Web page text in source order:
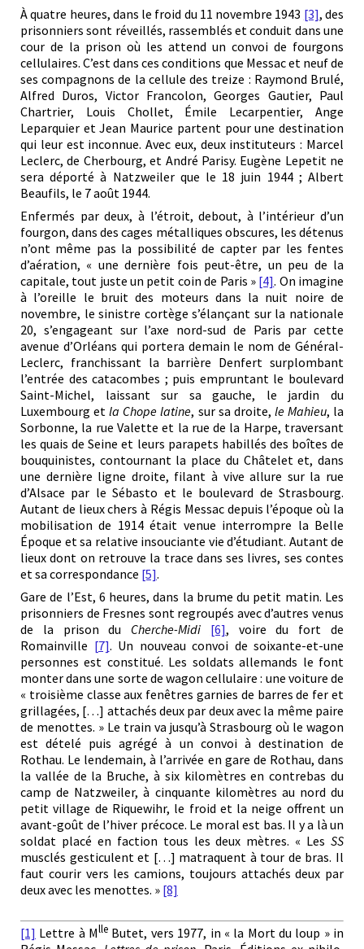
Àquatre heures, dans le froid du 11 novembre 1943 [3], des
prisonniers sont réveillés, rassemblés et conduit dans une
cour de la prison où les attend un convoi de fourgons
cellulaires. C’est dans ces conditions que Messac et neuf de
ses compagnons de la cellule des treize : Raymond Brulé,
Alfred Duros, Victor Francolon, Georges Gautier, Paul
Chartrier, Louis Chollet, Émile Lecarpentier, Ange
Leparquier et Jean Maurice partent pour une destination
qui leur est inconnue. Avec eux, deux instituteurs : Marcel
Leclerc, de Cherbourg, et André Parisy. Eugène Lepetit ne
sera déporté à Natzweiler que le 18 juin 1944 ; Albert
Beaufils, le 7 août 1944.
Enfermés par deux, à l’étroit, debout, à l’intérieur d’un
fourgon, dans des cages métalliques obscures, les détenus
n’ont même pas la possibilité de capter par les fentes
d’aération, « une dernière fois peut-être, un peu de la
capitale, tout juste un petit coin de Paris » [4]. On imagine
à l’oreille le bruit des moteurs dans la nuit noire de
novembre, le sinistre cortège s’élançant sur la nationale
20, s’engageant sur l’axe nord-sud de Paris par cette
avenue d’Orléans qui portera demain le nom de Général-
Leclerc, franchissant la barrière Denfert surplombant
l’entrée des catacombes ; puis empruntant le boulevard
Saint-Michel, laissant sur sa gauche, le jardin du
Luxembourg etla Chope latine, sur sa droite, le Mahieu, la
Sorbonne, la rue Valette et la rue de la Harpe, traversant
les quais de Seine et leurs parapets habillés des boîtes de
bouquinistes, contournant la place du Châtelet et, dans
une dernière ligne droite, filant à vive allure sur la rue
d’Alsace par le Sébasto et le boulevard de Strasbourg.
Autant de lieux chers à Régis Messac depuis l’époque où la
mobilisation de 1914 était venue interrompre la Belle
Époque et sa relative insouciante vie d’étudiant. Autant de
lieux dont on retrouve la trace dans ses livres, ses contes
et sa correspondance [5].
Gare de l’Est, 6 heures, dans la brume du petit matin. Les
prisonniers de Fresnes sont regroupés avec d’autres venus
de la prison du Cherche-Midi [6], voire du fort de
Romainville [7]. Un nouveau convoi de soixante-et-une
personnes est constitué. Les soldats allemands le font
monter dans une sorte de wagon cellulaire : une voiture de
« troisième classe aux fenêtres garnies de barres de fer et
grillagées, […] attachés deux par deux avec la même paire
de menottes. » Le train va jusqu’à Strasbourg où le wagon
est dételé puis agrégé à un convoi à destination de
Rothau. Le lendemain, à l’arrivée en gare de Rothau, dans
la vallée de la Bruche, à six kilomètres en contrebas du
camp de Natzweiler, à cinquante kilomètres au nord du
petit village de Riquewihr, le froid et la neige offrent un
avant-goût de l’hiver précoce. Le moral est bas. Il y a là un
soldat placé en faction tous les deux mètres. « Les SS
musclés gesticulent et […] matraquent à tour de bras. Il
faut courir vers les camions, toujours attachés deux par
deux avec les menottes. » [8]
[1] Lettre à Mlle Butet, vers 1977, in « la Mort du loup » in